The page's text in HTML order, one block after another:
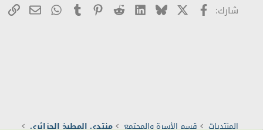
شارك: Facebook
Bluesky
LinkedIn
Reddit
Pinterest
Tumblr
WhatsApp
البريدرابط
المنتديات قسم الأسرة والمجتمع منتدى المطبخ الجزائري